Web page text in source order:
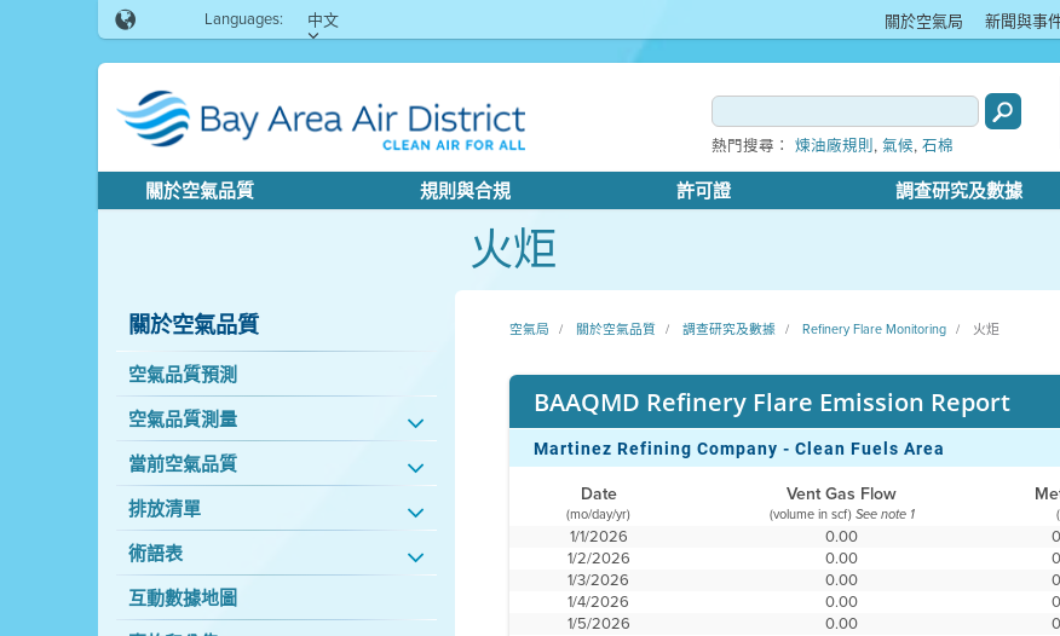
Languages: 中文 關於空氣局 新聞與事
熱門搜尋： 煉油廠規則, 氣候, 石棉
關於空氣品質 規則與合規 許可證 調查研究及數據
火炬
關於空氣品質
空氣品質預測
空氣品質測量
當前空氣品質
排放清單
術語表
互動數據地圖
空氣局 關於空氣品質 調查研究及數據 Refinery Flare Monitoring 火炬
BAAQMD Refinery Flare Emission Report
Martinez Refining Company - Clean Fuels Area
Date Vent Gas Flow
(mo/day/yr) (volume in scf) See note 1
1/1/2026 0.00
1/2/2026
0.00
1/3/2026
0.00
1/4/2026
0.00
1/5/2026
0.00